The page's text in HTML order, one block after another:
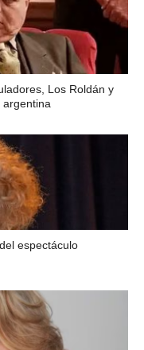
Los Roldán y
argentina
espectáculo